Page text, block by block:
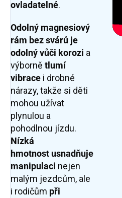
ovladatelné.
Odolný magnesiový
rám bez svárů je
odolný vůči korozi a
výborně tlumí
vibrace i drobné
nárazy, takže si děti
mohou užívat
plynulou a
pohodlnou jízdu.
Nízká
hmotnost usnadňuje
manipulaci nejen
malým jezdcům, ale
i rodičům při